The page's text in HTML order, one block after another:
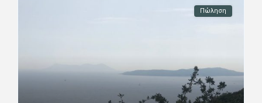
Πώληση